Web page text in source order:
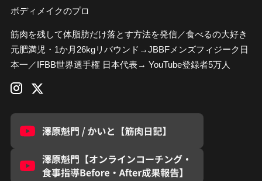
ボディメイクのプロ
筋肉を残して体脂肪だけ落とす方法を発信／食べるの大好き
元肥満児・1か月26kgリバウンド→JBBFメンズフィジーク日
本一／IFBB世界選手権 日本代表→ YouTube登録者5万人